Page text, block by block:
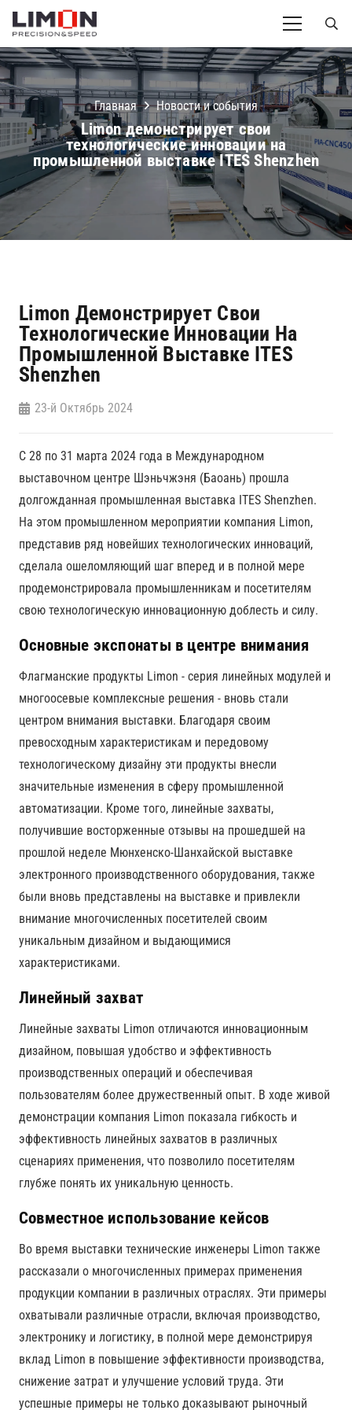
Главная Новости и события
Limon демонстрирует свои
технологические инновации на
промышленной выставке ITES Shenzhen
Limon Демонстрирует Свои
Технологические Инновации На
Промышленной Выставке ITES
Shenzhen
23-й Октябрь 2024
С 28 по 31 марта 2024 года в Международном
выставочном центре Шэньчжэня (Баоань) прошла
долгожданная промышленная выставка ITES Shenzhen.
На этом промышленном мероприятии компания Limon,
представив ряд новейших технологических инноваций,
сделала ошеломляющий шаг вперед и в полной мере
продемонстрировала промышленникам и посетителям
свою технологическую инновационную доблесть и силу.
Основные экспонаты в центре внимания
Флагманские продукты Limon - серия линейных модулей и
многоосевые комплексные решения - вновь стали
центром внимания выставки. Благодаря своим
превосходным характеристикам и передовому
технологическому дизайну эти продукты внесли
значительные изменения в сферу промышленной
автоматизации. Кроме того, линейные захваты,
получившие восторженные отзывы на прошедшей на
прошлой неделе Мюнхенско-Шанхайской выставке
электронного производственного оборудования, также
были вновь представлены на выставке и привлекли
внимание многочисленных посетителей своим
уникальным дизайном и выдающимися
характеристиками.
Линейный захват
Линейные захваты Limon отличаются инновационным
дизайном, повышая удобство и эффективность
производственных операций и обеспечивая
пользователям более дружественный опыт. В ходе живой
демонстрации компания Limon показала гибкость и
эффективность линейных захватов в различных
сценариях применения, что позволило посетителям
глубже понять их уникальную ценность.
Совместное использование кейсов
Во время выставки технические инженеры Limon также
рассказали о многочисленных примерах применения
продукции компании в различных отраслях. Эти примеры
охватывали различные отрасли, включая производство,
электронику и логистику, в полной мере демонстрируя
вклад Limon в повышение эффективности производства,
снижение затрат и улучшение условий труда. Эти
успешные примеры не только доказывают рыночный